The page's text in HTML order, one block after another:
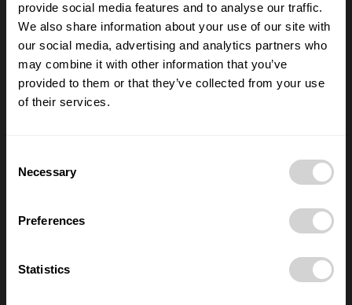
provide social media features and to analyse our traffic.
We also share information about your use of our site with
our social media, advertising and analytics partners who
may combine it with other information that you’ve
provided to them or that they’ve collected from your use
of their services.
Selection
Necessary
Preferences
Statistics
Lucie Romanovská buduje v Beskydech
sad pro samosběr
Nejčtenější
nezničit si záda? Pozor na sklapovačky